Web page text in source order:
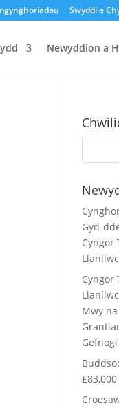
Swyddi a
Newyddion a
Search
Gyd-
Cyngor
Cyngor
Mwy